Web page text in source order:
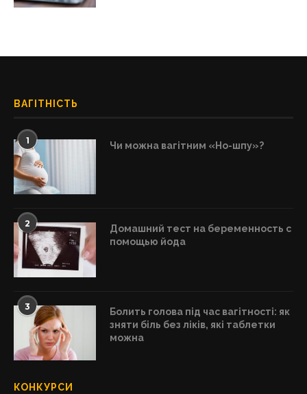
ВАГІТНІСТЬ
1 Чи можна вагітним «Но-шпу»?
2
Домашний тест на беременность с
помощью йода
3
Болить голова під час вагітності: як
зняти біль без ліків, які таблетки
можна
КОНКУРСИ